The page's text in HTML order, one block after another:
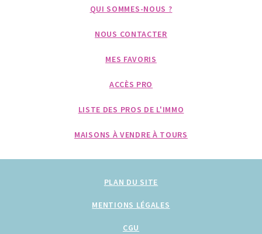
QUI SOMMES-NOUS ?
NOUS CONTACTER
MES FAVORIS
ACCÈS PRO
LISTE DES PROS DE L'IMMO
MAISONS À VENDRE À TOURS
PLAN DU SITE
MENTIONS LÉGALES
CGU